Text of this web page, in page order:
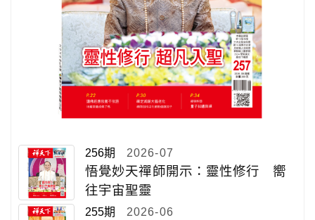
256期 2026-07
悟覺妙天禪師開示：靈性修行 嚮
往宇宙聖靈
255期 2026-06